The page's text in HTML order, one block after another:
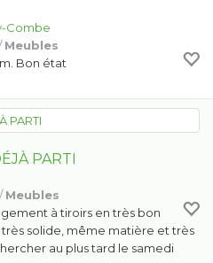
Combe
Meubles
Bon état
PARTI
Meubles
à tiroirs en très bon
solide, même matière et très
au plus tard le samedi